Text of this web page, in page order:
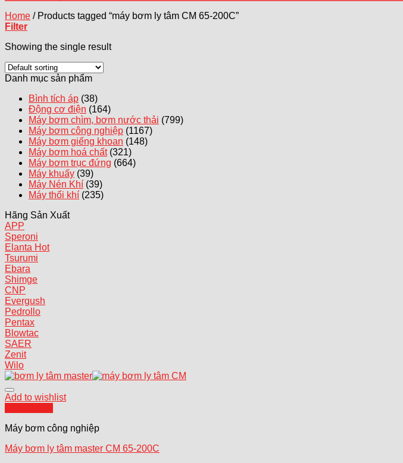
Home /Products tagged “máy bơm ly tâm CM 65-200C”
Filter
Showing the single result
Danh mục sản phẩm
Bình tích áp (38)
Động cơ điện (164)
Máy bơm chìm, bơm nước thải (799)
Máy bơm công nghiệp (1167)
Máy bơm giếng khoan (148)
Máy bơm hoá chất (321)
Máy bơm trục đứng (664)
Máy khuấy (39)
Máy Nén Khí (39)
Máy thổi khí (235)
Hãng Sản Xuất
APP
Speroni
Elanta
Tsurumi
Ebara
Shimge
CNP
Evergush
Pedrollo
Pentax
Blowtac
SAER
Zenit
Wilo
Add to wishlist
Máy bơm công nghiệp
Máy bơm ly tâm master CM 65-200C